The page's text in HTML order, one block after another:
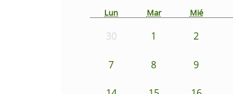
Lun Mar Mié
30 1 2
7 8 9